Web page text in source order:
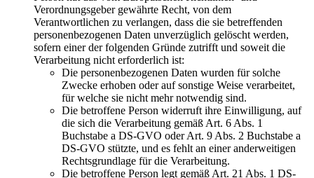
Verordnungsgeber gewährte Recht, von dem
Verantwortlichen zu verlangen, dass die sie betreffenden
personenbezogenen Daten unverzüglich gelöscht werden,
sofern einer der folgenden Gründe zutrifft und soweit die
Verarbeitung nicht erforderlich ist:
Die personenbezogenen Daten wurden für solche
Zwecke erhoben oder auf sonstige Weise verarbeitet,
für welche sie nicht mehr notwendig sind.
Die betroffene Person widerruft ihre Einwilligung, auf
die sich die Verarbeitung gemäß Art. 6 Abs. 1
Buchstabe a DS-GVO oder Art. 9 Abs. 2 Buchstabe a
DS-GVO stützte, und es fehlt an einer anderweitigen
Rechtsgrundlage für die Verarbeitung.
Die betroffene Person legt gemäß Art. 21 Abs. 1 DS-